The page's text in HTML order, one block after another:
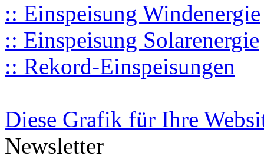
:: Einspeisung Windenergie
:: Einspeisung Solarenergie
:: Rekord-Einspeisungen
Diese Grafik für Ihre
Newsletter